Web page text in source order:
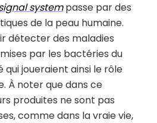
systempasse par des
de la peau humaine.
détecter des maladies
par les bactéries du
joueraient ainsi le rôle
À noter que dans ce
produites ne sont pas
comme dans la vraie vie,